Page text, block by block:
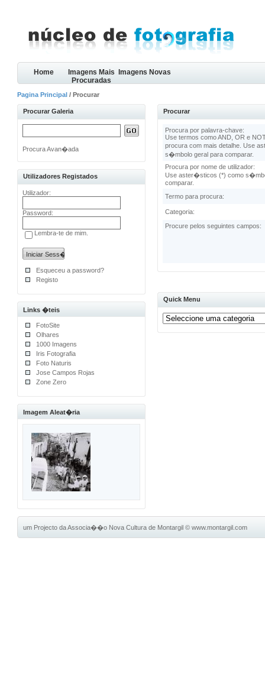
Home
Imagens Mais
Procuradas
Imagens Novas
Pagina Principal / Procurar
Procurar Galeria
Procura Avan�ada
Utilizadores Registados
Utilizador:
Password:
Lembra-te de mim.
Esqueceu a password?
Registo
Links �teis
FotoSite
Olhares
1000 Imagens
Iris Fotografia
Foto Naturis
Jose Campos Rojas
Zone Zero
Imagem Aleat�ria
Procurar
Procura por palavra-chave:
Use termos como AND, OR e
procura com mais detalhe. Use
s�mbolo geral para comparar.
Procura por nome de utilizador:
Use aster�sticos (*) como
comparar.
Termo para procura:
Categoria:
Procure pelos seguintes campos:
Quick Menu
um Projecto da Associa��o Nova Cultura de Montargil©www.montargil.com